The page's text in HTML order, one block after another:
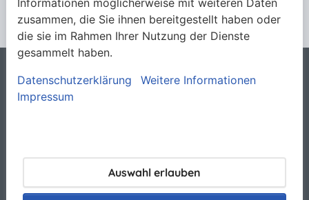
Rechtliches
Allgemeine Verkaufsbedingungen
Impressum
O.N.E. GmbH & Co. KG
zusammen, die Sie ihnen bereitgestellt haben oder
die sie im Rahmen Ihrer Nutzung der Dienste
gesammelt haben.
Datenschutzerklärung
Weitere Informationen
Impressum
Auswahl erlauben